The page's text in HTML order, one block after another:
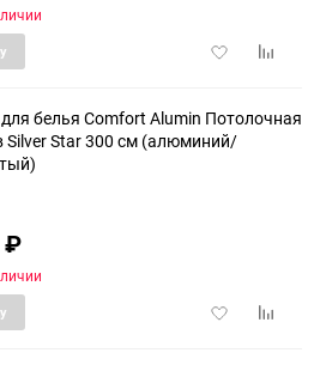
Добавить
белья Comfort Alumin Потолочная
Silver Star 300 см (алюминий/
₽
Добавить